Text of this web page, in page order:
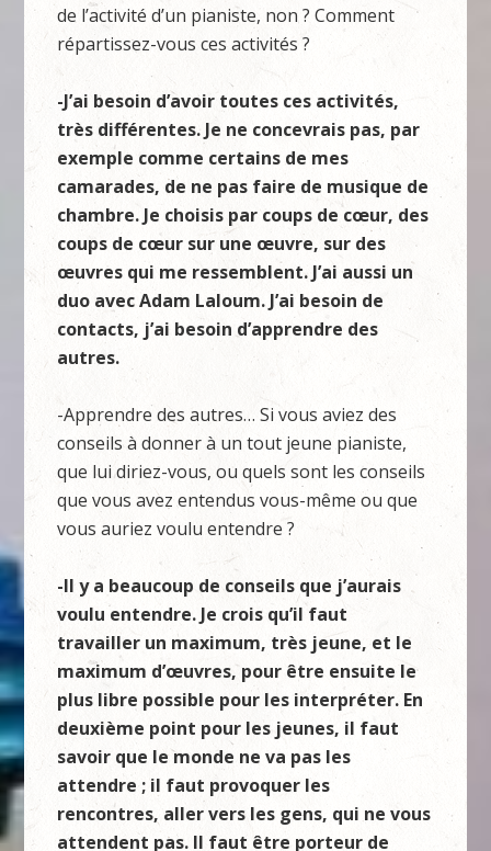
de l’activité d’un pianiste, non ? Comment
répartissez-vous ces activités ?
-J’ai besoin d’avoir toutes ces activités,
très différentes. Je ne concevrais pas, par
exemple comme certains de mes
camarades, de ne pas faire de musique de
chambre. Je choisis par coups de cœur, des
coups de cœur sur une œuvre, sur des
œuvres qui me ressemblent. J’ai aussi un
duo avec Adam Laloum. J’ai besoin de
contacts, j’ai besoin d’apprendre des
autres.
-Apprendre des autres… Si vous aviez des
conseils à donner à un tout jeune pianiste,
que lui diriez-vous, ou quels sont les conseils
que vous avez entendus vous-même ou que
vous auriez voulu entendre ?
-Il y a beaucoup de conseils que j’aurais
voulu entendre. Je crois qu’il faut
travailler un maximum, très jeune, et le
maximum d’œuvres, pour être ensuite le
plus libre possible pour les interpréter. En
deuxième point pour les jeunes, il faut
savoir que le monde ne va pas les
attendre ; il faut provoquer les
rencontres, aller vers les gens, qui ne vous
attendent pas. Il faut être porteur de